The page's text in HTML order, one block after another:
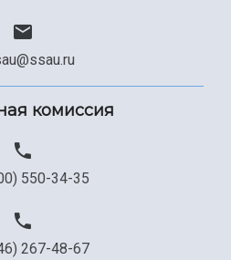
комиссия
550-34-35
267-48-67